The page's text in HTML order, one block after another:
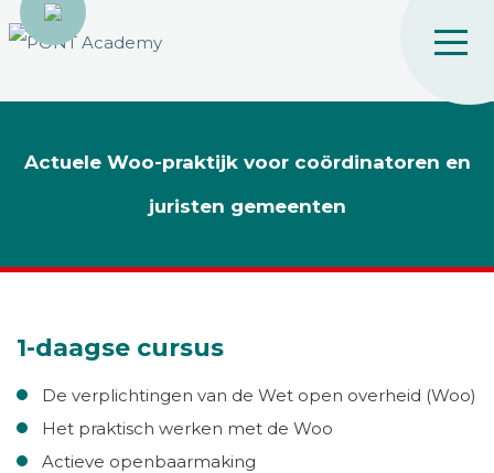
Actuele Woo-praktijk voor coördinatoren en
juristen gemeenten
1-daagse cursus
De verplichtingen van de Wet open overheid (Woo)
Het praktisch werken met de Woo
Actieve openbaarmaking